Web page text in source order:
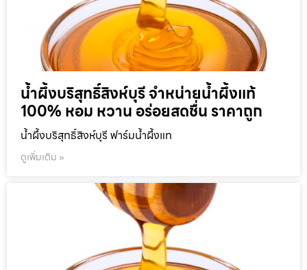
น้ำผึ้งบริสุทธิ์สิงห์บุรี จำหน่ายน้ำผึ้งแท้
100% หอม หวาน อร่อยสดชื่น ราคาถูก
น้ำผึ้งบริสุทธิ์สิงห์บุรี ฟาร์มน้ำผึ้งแท
ดูเพิ่มเติม »